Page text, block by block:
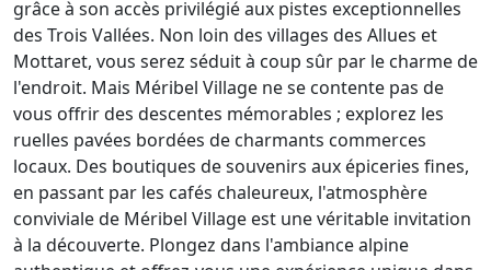
grâce à son accès privilégié aux pistes exceptionnelles
des Trois Vallées. Non loin des villages des Allues et
Mottaret, vous serez séduit à coup sûr par le charme de
l'endroit. Mais Méribel Village ne se contente pas de
vous offrir des descentes mémorables ; explorez les
ruelles pavées bordées de charmants commerces
locaux. Des boutiques de souvenirs aux épiceries fines,
en passant par les cafés chaleureux, l'atmosphère
conviviale de Méribel Village est une véritable invitation
à la découverte. Plongez dans l'ambiance alpine